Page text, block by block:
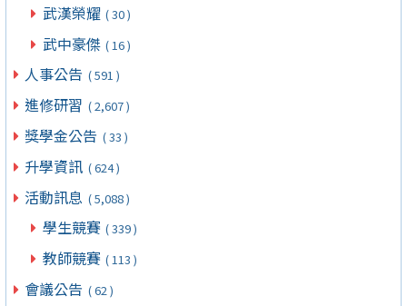
武漢榮耀 ( 30 )
武中豪傑 ( 16 )
人事公告 ( 591 )
進修研習 ( 2,607 )
獎學金公告 ( 33 )
升學資訊 ( 624 )
活動訊息 ( 5,088 )
學生競賽 ( 339 )
教師競賽 ( 113 )
會議公告 ( 62 )